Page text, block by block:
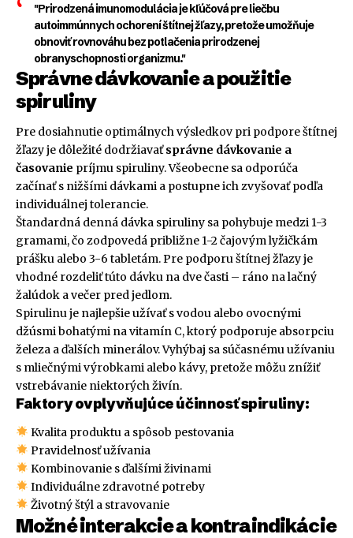
"Prirodzená imunomodulácia je kľúčová pre liečbu
autoimmúnnych ochorení štítnej žľazy, pretože umožňuje
obnoviť rovnováhu bez potlačenia prirodzenej
obranyschopnosti organizmu."
Správne dávkovanie a použitie
spiruliny
Pre dosiahnutie optimálnych výsledkov pri podpore štítnej
žľazy je dôležité dodržiavaťsprávne dávkovanie a
časovanie príjmu spiruliny. Všeobecne sa odporúča
začínať s nižšími dávkami a postupne ich zvyšovať podľa
individuálnej tolerancie.
Štandardná denná dávka spiruliny sa pohybuje medzi 1-3
gramami, čo zodpovedá približne 1-2 čajovým lyžičkám
prášku alebo 3-6 tabletám. Pre podporu štítnej žľazy je
vhodné rozdeliť túto dávku na dve časti – ráno na lačný
žalúdok a večer pred jedlom.
Spirulinu je najlepšie užívať s vodou alebo ovocnými
džúsmi bohatými na vitamín C, ktorý podporuje absorpciu
železa a ďalších minerálov. Vyhýbaj sa súčasnému užívaniu
s mliečnými výrobkami alebo kávy, pretože môžu znížiť
vstrebávanie niektorých živín.
Faktory ovplyvňujúce účinnosť spiruliny:
Kvalita produktu a spôsob pestovania
Pravidelnosť užívania
Kombinovanie s ďalšími živinami
Individuálne zdravotné potreby
Životný štýl a stravovanie
Možné interakcie a kontraindikácie